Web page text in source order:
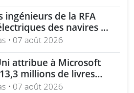
ingénieurs de la RFA
des navires de
• 07 août 2026
attribue à Microsoft
millions de livres
menaces
• 07 août 2026